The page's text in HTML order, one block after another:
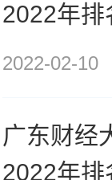
2022年排
2022-02-10
广东财经
2022年排